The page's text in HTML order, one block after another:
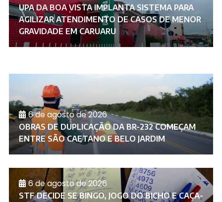
UPA DA BOA VISTA IMPLANTA SISTEMA PARA
AGILIZAR ATENDIMENTO DE CASOS DE MENOR
GRAVIDADE EM CARUARU
6 de agosto de 2026
OBRAS DE DUPLICAÇÃO DA BR-232 COMEÇAM
ENTRE SÃO CAETANO E BELO JARDIM
6 de agosto de 2026
STF DECIDE SE BINGO, JOGO DO BICHO E CAÇA-